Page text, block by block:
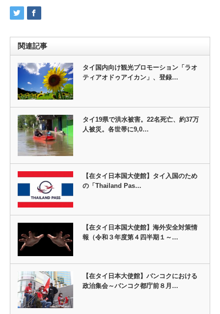
関連記事
タイ国内向け観光プロモーション「ラオ
ティアオドゥアイカン」、登録…
タイ19県で洪水被害。22名死亡、約37万
人被災。各世帯に9,0…
【在タイ日本国大使館】タイ入国のため
の「Thailand Pas…
【在タイ日本国大使館】海外安全対策情
報（令和３年度第４四半期１～…
【在タイ日本大使館】バンコクにおける
政治集会～バンコク都庁前８月…